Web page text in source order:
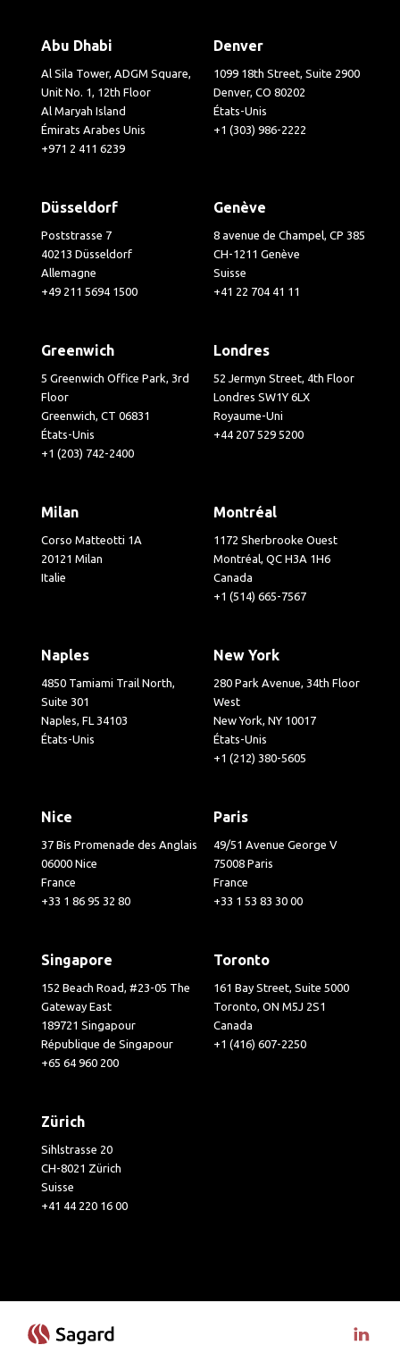
Abu Dhabi
Al Sila Tower, ADGM Square,
Unit No. 1, 12th Floor
Al Maryah Island
Émirats Arabes Unis
+971 2 411 6239
Denver
1099 18th Street, Suite 2900
Denver, CO 80202
États-Unis
+1 (303) 986-2222
Düsseldorf
Poststrasse 7
40213 Düsseldorf
Allemagne
+49 211 5694 1500
Genève
8 avenue de Champel, CP 385
CH-1211 Genève
Suisse
+41 22 704 41 11
Greenwich
5 Greenwich Office Park, 3rd
Floor
Greenwich, CT 06831
États-Unis
+1 (203) 742-2400
Londres
52 Jermyn Street, 4th Floor
Londres SW1Y 6LX
Royaume-Uni
+44 207 529 5200
Milan
Corso Matteotti 1A
20121 Milan
Italie
Montréal
1172 Sherbrooke Ouest
Montréal, QC H3A 1H6
Canada
+1 (514) 665-7567
Naples
4850 Tamiami Trail North,
Suite 301
Naples, FL 34103
États-Unis
New York
280 Park Avenue, 34th Floor
West
New York, NY 10017
États-Unis
+1 (212) 380-5605
Nice
37 Bis Promenade des Anglais
06000 Nice
France
+33 1 86 95 32 80
Paris
49/51 Avenue George V
75008 Paris
France
+33 1 53 83 30 00
Singapore
152 Beach Road, #23-05 The
Gateway East
189721 Singapour
République de Singapour
+65 64 960 200
Toronto
161 Bay Street, Suite 5000
Toronto, ON M5J 2S1
Canada
+1 (416) 607-2250
Zürich
Sihlstrasse 20
CH-8021 Zürich
Suisse
+41 44 220 16 00